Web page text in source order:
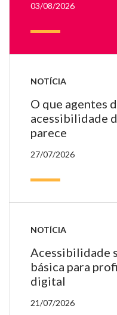
03/08/2026
NOTÍCIA
O que agentes
acessibilidade
parece
27/07/2026
NOTÍCIA
Acessibilidade
básica para
digital
21/07/2026